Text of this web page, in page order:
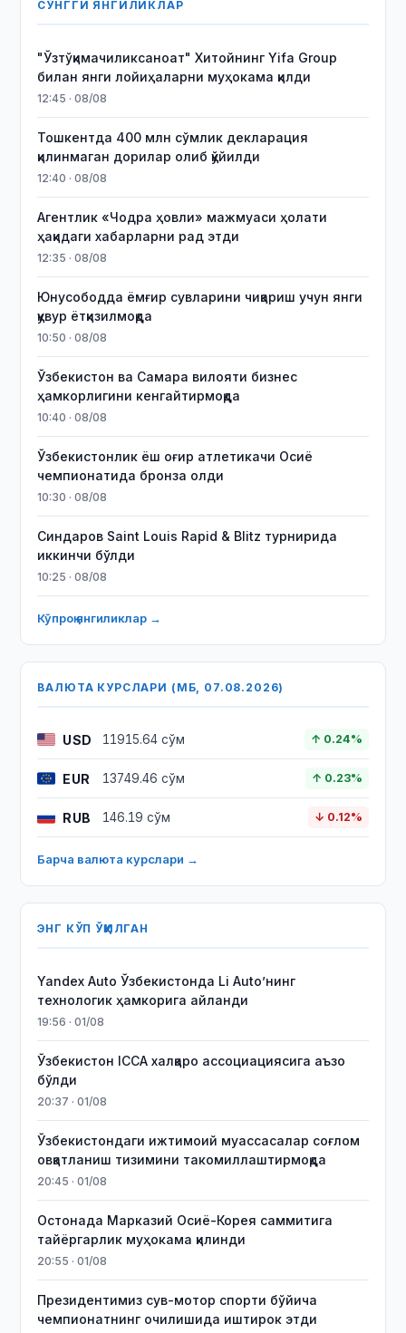
СЎНГГИ ЯНГИЛИКЛАР
"Ўзтўқимачиликсаноат" Хитойнинг Yifa Group
билан янги лойиҳаларни муҳокама қилди
12:45 · 08/08
Тошкентда 400 млн сўмлик декларация
қилинмаган дорилар олиб қўйилди
12:40 · 08/08
Агентлик «Чодра ҳовли» мажмуаси ҳолати
ҳақидаги хабарларни рад этди
12:35 · 08/08
Юнусободда ёмғир сувларини чиқариш учун янги
қувур ётқизилмоқда
10:50 · 08/08
Ўзбекистон ва Самара вилояти бизнес
ҳамкорлигини кенгайтирмоқда
10:40 · 08/08
Ўзбекистонлик ёш оғир атлетикачи Осиё
чемпионатида бронза олди
10:30 · 08/08
Синдаров Saint Louis Rapid & Blitz турнирида
иккинчи бўлди
10:25 · 08/08
Кўпроқ янгиликлар →
ВАЛЮТА КУРСЛАРИ (МБ, 07.08.2026)
USD 11915.64 сўм ↑ 0.24%
EUR 13749.46 сўм ↑ 0.23%
RUB 146.19 сўм ↓ 0.12%
Барча валюта курслари →
ЭНГ КЎП ЎҚИЛГАН
Yandex Auto Ўзбекистонда Li Auto’нинг
технологик ҳамкорига айланди
19:56 · 01/08
Ўзбекистон ICCA халқаро ассоциациясига аъзо
бўлди
20:37 · 01/08
Ўзбекистондаги ижтимоий муассасалар соғлом
овқатланиш тизимини такомиллаштирмоқда
20:45 · 01/08
Остонада Марказий Осиё-Корея саммитига
тайёргарлик муҳокама қилинди
20:55 · 01/08
Президентимиз сув-мотор спорти бўйича
чемпионатнинг очилишида иштирок этди